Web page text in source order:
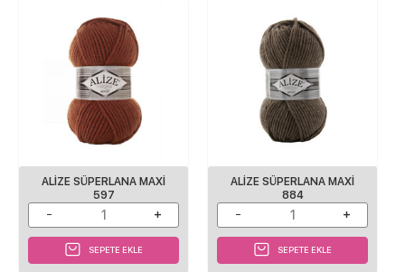
ALIZE SÜPERLANA MAXI
597
SEPETE EKLE
ALIZE SÜPERLANA MAXI
884
SEPETE EKLE